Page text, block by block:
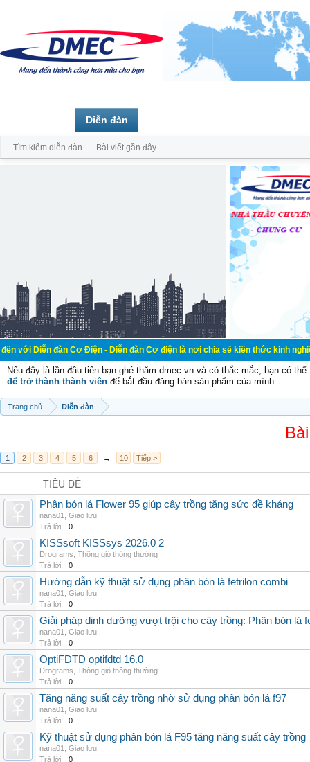
đàn Cơ Điện - Diễn đàn Cơ điện là nơi chia sẽ kiến thức kinh nghiệm
Nếu đây là lần đầu tiên bạn ghé thăm dmec.vn và có thắc mắc, bạn có
để trở thành thành viên để bắt đầu đăng bán sản phẩm của mình.
Trang chủ Diễn đàn
1 2 3 4 5 6 → 10 Tiếp >
TIÊU ĐỀ
Phân bón lá Flower 95 giúp cây trồng tăng sức đề kháng
nana01
Giao lưu
Trả lời:
0
KISSsoft KISSsys 2026.0 2
Drograms Thông gió thông thường
Trả lời:
0
Hướng dẫn kỹ thuật sử dụng phân bón lá fetrilon combi
nana01
Giao lưu
Trả lời:
0
Giải pháp dinh dưỡng vượt trội cho cây trồng: Phân bón lá
nana01
Giao lưu
Trả lời:
0
OptiFDTD optifdtd 16.0
Drograms Thông gió thông thường
Trả lời:
0
Tăng năng suất cây trồng nhờ sử dụng phân bón lá f97
nana01
Giao lưu
Trả lời:
0
Kỹ thuật sử dụng phân bón lá F95 tăng năng suất cây trồng
nana01
Giao lưu
Trả lời:
0
Diễn đàn
Tìm kiếm diễn đàn Bài viết gần đây